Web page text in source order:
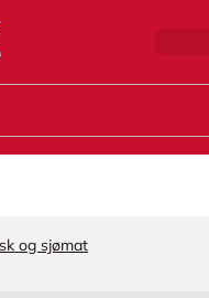
og sjømat